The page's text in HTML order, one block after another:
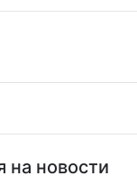
на новости